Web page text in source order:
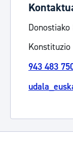
Konstituzio
943 483